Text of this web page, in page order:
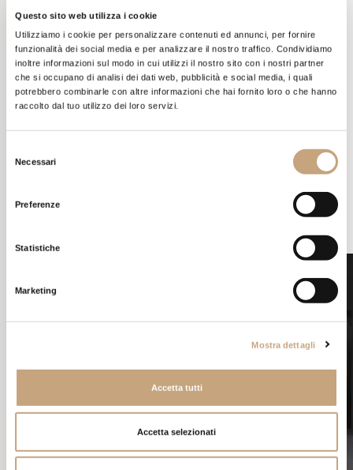
Questo sito web utilizza i cookie
Utilizziamo i cookie per personalizzare contenuti ed annunci, per fornire
funzionalità dei social media e per analizzare il nostro traffico. Condividiamo
inoltre informazioni sul modo in cui utilizzi il nostro sito con i nostri partner
che si occupano di analisi dei dati web, pubblicità e social media, i quali
potrebbero combinarle con altre informazioni che hai fornito loro o che hanno
raccolto dal tuo utilizzo dei loro servizi.
del
Necessari
Preferenze
Statistiche
Marketing
Mostra dettagli
Accetta tutti
Accetta selezionati
SALONE DELMOBILE
Un’esperienza visiva che è andata ben oltre la semplice
emozionare appassionati di cucina e non.